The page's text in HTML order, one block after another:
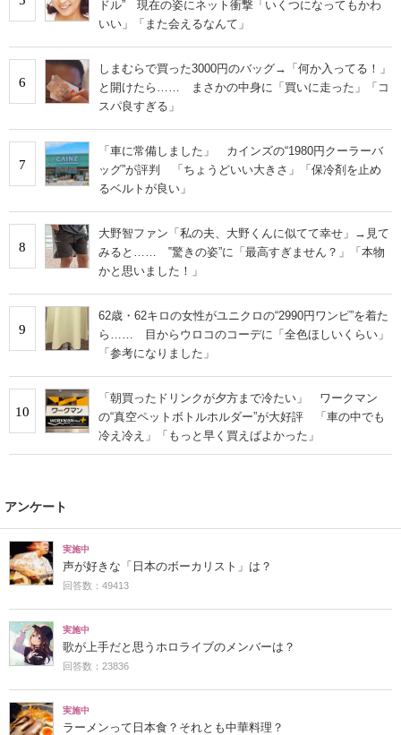
ドル” 現在の姿にネット衝撃「いくつになってもかわ
いい」「また会えるなんて」
6
しまむらで買った3000円のバッグ→「何か入ってる！」
と開けたら…… まさかの中身に「買いに走った」「コ
スパ良すぎる」
7
「車に常備しました」 カインズの“1980円クーラーバ
ッグ”が評判 「ちょうどいい大きさ」「保冷剤を止め
るベルトが良い」
8
大野智ファン「私の夫、大野くんに似てて幸せ」→見て
みると…… ‟驚きの姿”に「最高すぎません？」「本物
かと思いました！」
9
62歳・62キロの女性がユニクロの“2990円ワンピ”を着た
ら…… 目からウロコのコーデに「全色ほしいくらい」
「参考になりました」
10
「朝買ったドリンクが夕方まで冷たい」 ワークマン
の“真空ペットボトルホルダー”が大好評 「車の中でも
冷え冷え」「もっと早く買えばよかった」
アンケート
実施中
声が好きな「日本のボーカリスト」は？
回答数：49413
実施中
歌が上手だと思うホロライブのメンバーは？
回答数：23836
実施中
ラーメンって日本食？それとも中華料理？